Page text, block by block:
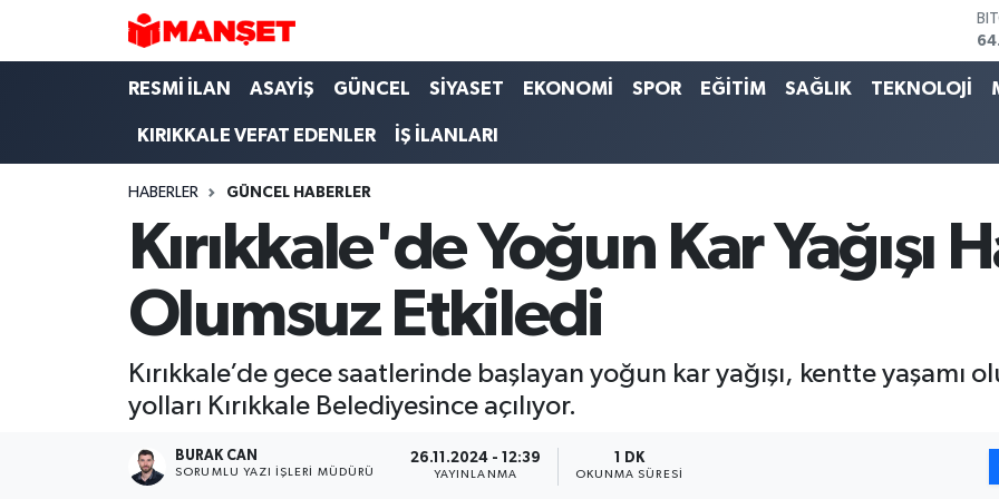
RESMİ İLAN ASAYİŞ GÜNCEL SİYASET EKONOMİ SPOR EĞİTİM SAĞLIK TEKNOLOJİ
KIRIKKALE VEFAT EDENLER İŞ İLANLARI
HABERLER GÜNCEL HABERLER
Kırıkkale'de Yoğun Kar Yağışı
Olumsuz Etkiledi
Kırıkkale’de gece saatlerinde başlayan yoğun kar yağışı, kentte yaşamı
yolları Kırıkkale Belediyesince açılıyor.
BURAK CAN
SORUMLU YAZI İŞLERI MÜDÜRÜ
26.11.2024 - 12:39
YAYINLANMA
1 DK
OKUNMA SÜRESI
Hava Durumu
Trafik Durumu
Süper Lig Puan Durumu ve Fikstür
Tüm Manşetler
Son Dakika Haberleri
Haber Arşivi